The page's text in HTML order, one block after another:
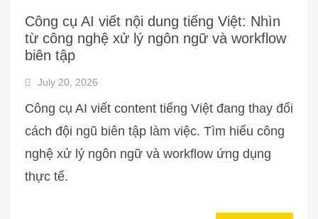
Công cụ AI viết nội dung tiếng Việt: Nhìn
từ công nghệ xử lý ngôn ngữ và workflow
biên tập
July 20, 2026
Công cụ AI viết content tiếng Việt đang thay đổi
cách đội ngũ biên tập làm việc. Tìm hiểu công
nghệ xử lý ngôn ngữ và workflow ứng dụng
thực tế.